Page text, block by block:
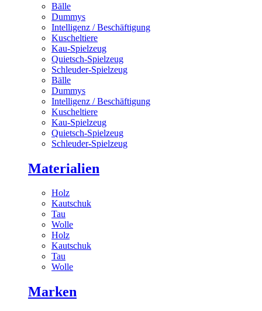
Bälle
Dummys
Intelligenz / Beschäftigung
Kuscheltiere
Kau-Spielzeug
Quietsch-Spielzeug
Schleuder-Spielzeug
Bälle
Dummys
Intelligenz / Beschäftigung
Kuscheltiere
Kau-Spielzeug
Quietsch-Spielzeug
Schleuder-Spielzeug
Materialien
Holz
Kautschuk
Tau
Wolle
Holz
Kautschuk
Tau
Wolle
Marken